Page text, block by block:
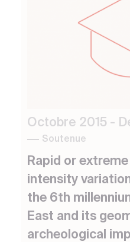
Octobre 2015 -
Soutenue
Rapid or
intensity
the 6th
East and its
archeological